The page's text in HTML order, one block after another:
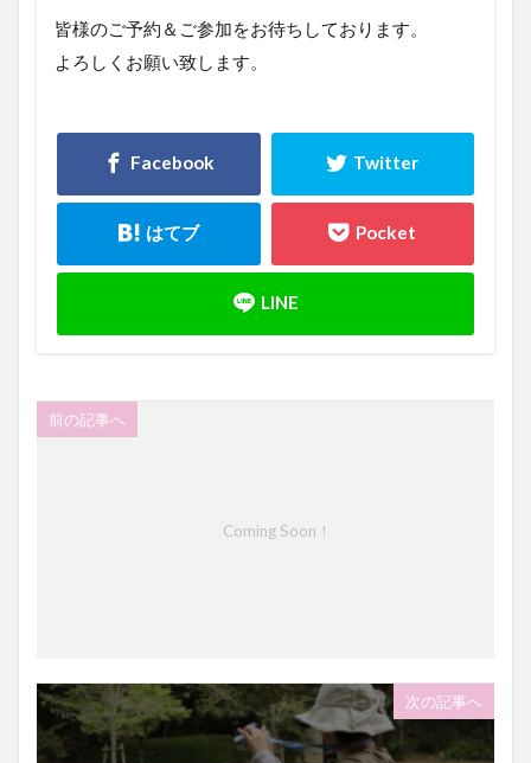
皆様のご予約＆ご参加をお待ちしております。
よろしくお願い致します。
前の記事へ
Coming Soon！
次の記事へ